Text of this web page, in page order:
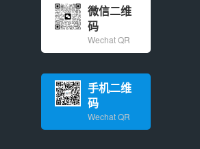
微信二维
码
Wechat QR
手机二维
码
Wechat QR